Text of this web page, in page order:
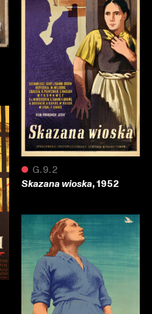
● G.9.2
Skazana wioska, 1952